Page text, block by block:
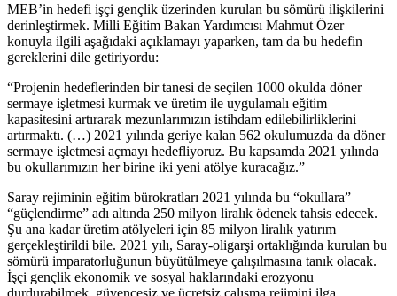
MEB’in hedefi işçi gençlik üzerinden kurulan bu sömürü ilişkilerini
derinleştirmek. Milli Eğitim Bakan Yardımcısı Mahmut Özer
konuyla ilgili aşağıdaki açıklamayı yaparken, tam da bu hedefin
gereklerini dile getiriyordu:
“Projenin hedeflerinden bir tanesi de seçilen 1000 okulda döner
sermaye işletmesi kurmak ve üretim ile uygulamalı eğitim
kapasitesini artırarak mezunlarımızın istihdam edilebilirliklerini
artırmaktı. (…) 2021 yılında geriye kalan 562 okulumuzda da döner
sermaye işletmesi açmayı hedefliyoruz. Bu kapsamda 2021 yılında
bu okullarımızın her birine iki yeni atölye kuracağız.”
Saray rejiminin eğitim bürokratları 2021 yılında bu “okullara”
“güçlendirme” adı altında 250 milyon liralık ödenek tahsis edecek.
Şu ana kadar üretim atölyeleri için 85 milyon liralık yatırım
gerçekleştirildi bile. 2021 yılı, Saray-oligarşi ortaklığında kurulan bu
sömürü imparatorluğunun büyütülmeye çalışılmasına tanık olacak.
İşçi gençlik ekonomik ve sosyal haklarındaki erozyonu
durdurabilmek, güvencesiz ve ücretsiz çalışma rejimini ilga